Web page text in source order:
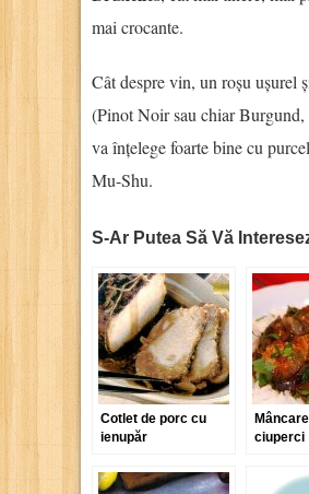
mai crocante.
Cât despre vin, un roșu ușurel
(Pinot Noir sau chiar Burgund,
va înțelege foarte bine cu
Mu-Shu.
S-Ar Putea Să Vă
Cotlet de porc cu
ienupăr
ciuperci